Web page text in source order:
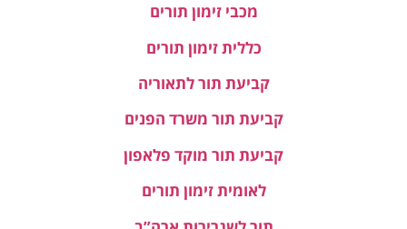
מכבי זימון תורים
כללית זימון תורים
קביעת תור לתאוריה
קביעת תור משרד הפנים
קביעת תור מוקד פלאפון
לאומית זימון תורים